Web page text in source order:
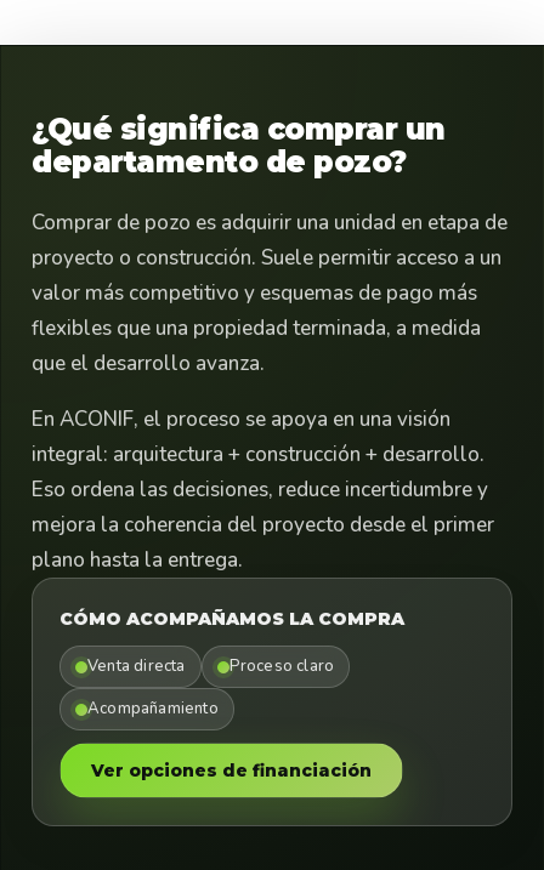
¿Qué significa comprar un
departamento de pozo?
Comprar de pozo es adquirir una unidad en etapa de
proyecto o construcción. Suele permitir acceso a un
valor más competitivo y esquemas de pago más
flexibles que una propiedad terminada, a medida
que el desarrollo avanza.
En ACONIF, el proceso se apoya en una visión
integral: arquitectura + construcción + desarrollo.
Eso ordena las decisiones, reduce incertidumbre y
mejora la coherencia del proyecto desde el primer
plano hasta la entrega.
CÓMO ACOMPAÑAMOS LA COMPRA
Venta directa
Proceso claro
Acompañamiento
Ver opciones de financiación